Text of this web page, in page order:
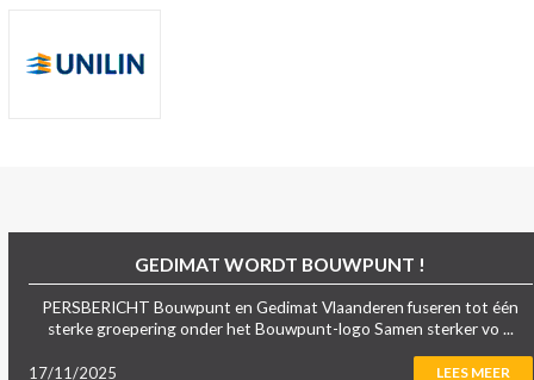
GEDIMAT WORDT BOUWPUNT !
PERSBERICHT Bouwpunt en Gedimat Vlaanderen fuseren tot één
sterke groepering onder het Bouwpunt-logo Samen sterker vo ...
17/11/2025 LEES MEER